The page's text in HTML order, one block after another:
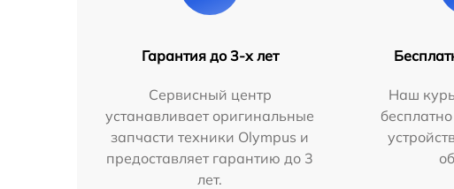
Гарантия до 3-х лет
Сервисный центр
устанавливает оригинальные
запчасти техники Olympus и
предоставляет гарантию до 3
лет.
Наш